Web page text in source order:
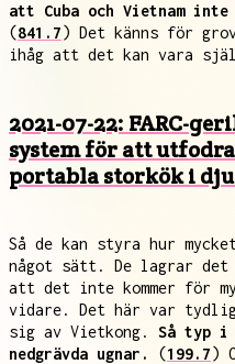
att Cuba och Vietnam
(841.7) Det känns för
ihåg att det kan vara
2021-07-22: FARC-
system för att
portabla storkök i
Så de kan styra hur
något sätt. De lagrar
att det inte kommer för
vidare. Det här var
sig av Vietkong. Så typ i
nedgrävda ugnar.
(199.7)